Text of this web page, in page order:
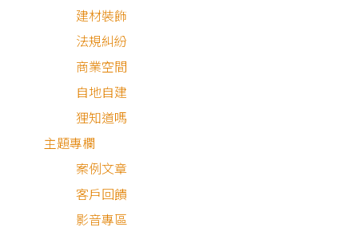
建材裝飾
法規糾紛
商業空間
自地自建
狸知道嗎
主題專欄
案例文章
客戶回饋
影音專區
屋主需求與設計理念